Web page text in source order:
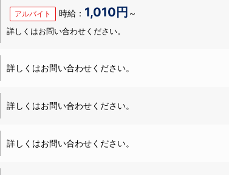
アルバイト 時給： 1,010円 ～
詳しくはお問い合わせください。
詳しくはお問い合わせください。
詳しくはお問い合わせください。
詳しくはお問い合わせください。